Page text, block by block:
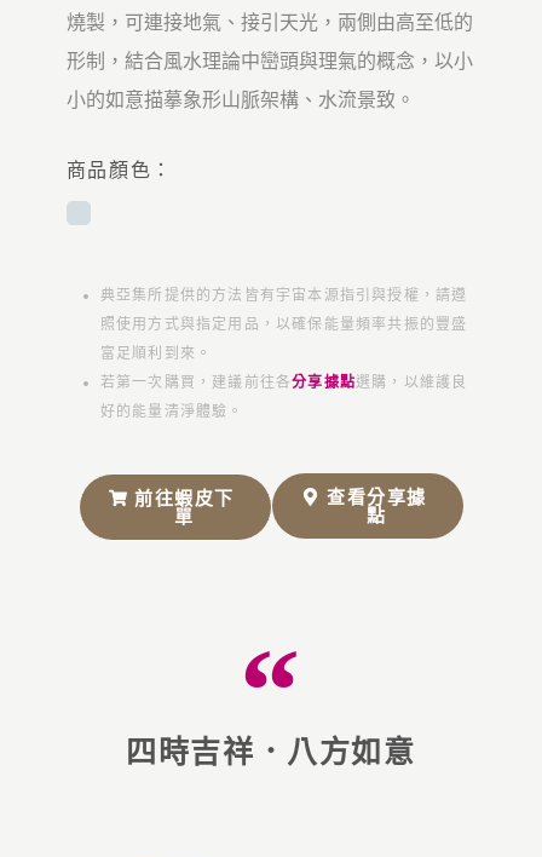
燒製，可連接地氣、接引天光，兩側由高至低的
形制，結合風水理論中巒頭與理氣的概念，以小
小的如意描摹象形山脈架構、水流景致。
商品顏色：
典亞集所提供的方法皆有宇宙本源指引與授權，請遵
照使用方式與指定用品，以確保能量頻率共振的豐盛
富足順利到來。
若第一次購買，建議前往各分享據點選購，以維護良
好的能量清淨體驗。
前往蝦皮下
單
查看分享據
點
四時吉祥．八方如意